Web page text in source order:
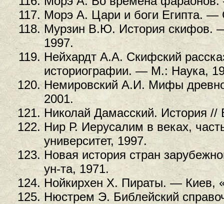
Морэ А. Цари и боги Египта. —
Мурзин В.Ю. История скифов.
1997.
Нейхардт А.А. Скифский
историографии. — М.: Наука,
Немировский А.И. Мифы
2001.
Николай Дамасский. История
Нир Р. Иерусалим в веках,
университет, 1997.
Новая история стран
ун-та, 1971.
Нойкирхен Х. Пираты. — Киев,
Нюстрем Э. Библейский